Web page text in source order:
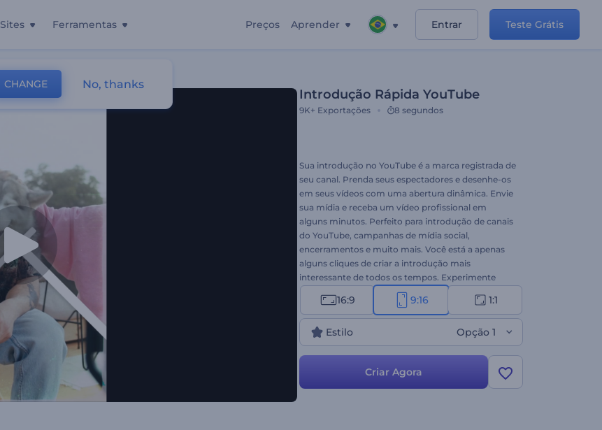
Sites Ferramentas Preços Aprender Entrar Teste Grátis
Introdução Rápida YouTube
9K+ Exportações 8 segundos
Sua introdução no YouTube é a marca registrada de
seu canal. Prenda seus espectadores e desenhe-os
em seus vídeos com uma abertura dinâmica. Envie
sua mídia e receba um vídeo profissional em
alguns minutos. Perfeito para introdução de canais
do YouTube, campanhas de mídia social,
encerramentos e muito mais. Você está a apenas
alguns cliques de criar a introdução mais
interessante de todos os tempos. Experimente
agora sem nenhum custo! Esta é a versão vídeo
16:9 9:16 1:1
Estilo Opção 1
Criar Agora
CHANGE No, thanks